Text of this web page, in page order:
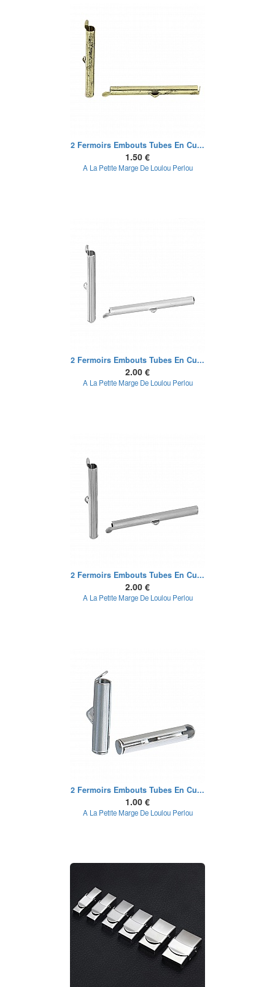
2 Fermoirs Embouts Tubes En Cu...
1.50 €
A La Petite Marge De Loulou Perlou
2 Fermoirs Embouts Tubes En Cu...
2.00 €
A La Petite Marge De Loulou Perlou
2 Fermoirs Embouts Tubes En Cu...
2.00 €
A La Petite Marge De Loulou Perlou
2 Fermoirs Embouts Tubes En Cu...
1.00 €
A La Petite Marge De Loulou Perlou